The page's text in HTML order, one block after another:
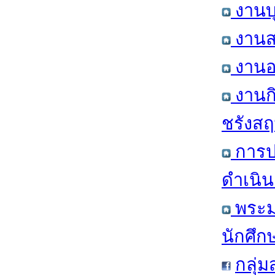
งาน
งาน
งาน
งาน
ชรังส
การ
ดำเนิ
พระ
นักศึก
กลุ่ม